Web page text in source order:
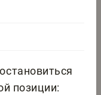
позиции: